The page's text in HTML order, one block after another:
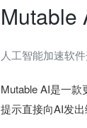
Mutable
人工智能加速软
Mutable AI是一
提示直接向AI发出